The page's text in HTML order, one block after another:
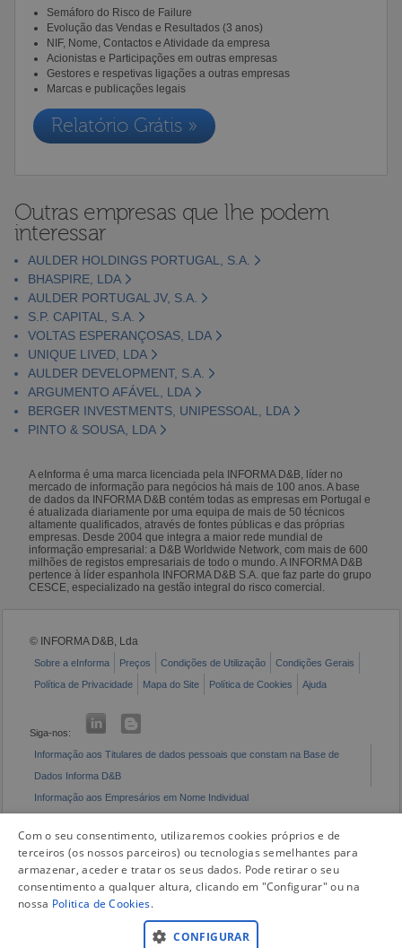
Semáforo do Risco de Failure
Evolução das Vendas e Resultados (3 anos)
NIF, Nome, Contactos e Atividade da empresa
Acionistas e Participações em outras empresas
Gestores e respetivas ligações a outras empresas
Marcas e publicações legais
Relatório Grátis »
Outras empresas que lhe podem
interessar
AULDER HOLDINGS PORTUGAL, S.A.
BHASPIRE, LDA
AULDER PORTUGAL JV, S.A.
S.P. CAPITAL, S.A.
VOLTAS ESPERANÇOSAS, LDA
UNIQUE LIVED, LDA
AULDER DEVELOPMENT, S.A.
ARGUMENTO AFÁVEL, LDA
BERGER INVESTMENTS, UNIPESSOAL, LDA
PINTO & SOUSA, LDA
A eInforma é uma marca licenciada pela INFORMA D&B, líder no
mercado de informação para negócios há mais de 100 anos. A base
de dados da INFORMA D&B contém todas as empresas em Portugal e
é atualizada diariamente por uma equipa de mais de 50 técnicos
altamente qualificados, através de fontes públicas e das próprias
empresas. Desde 2004 que integra a maior rede mundial de
informação empresarial: a D&B Worldwide Network, com mais de 600
milhões de registos empresariais de todo o mundo. A INFORMA D&B
pertence à líder espanhola INFORMA D&B S.A. que faz parte do grupo
CESCE, especializado na gestão integral do risco comercial.
© INFORMA D&B, Lda
Sobre a eInforma Preços Condições de Utilização
Condições Gerais
Política de Privacidade
Mapa do Site Política de Cookies Ajuda
Siga-nos:
Informação aos Titulares de dados pessoais que constam na Base de
Dados Informa D&B
Informação aos Empresários em Nome Individual
Com o seu consentimento, utilizaremos cookies próprios e de
terceiros (os nossos parceiros) ou tecnologias semelhantes para
armazenar, aceder e tratar os seus dados. Pode retirar o seu
consentimento a qualquer altura, clicando em "Configurar" ou na
nossa Politica de Cookies.
CONFIGURAR